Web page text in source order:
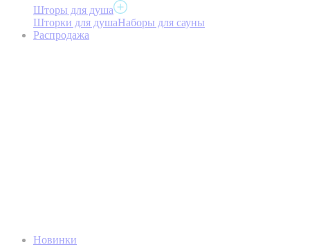
Шторы для душа
Шторки для душаНаборы для сауны
Распродажа
Новинки